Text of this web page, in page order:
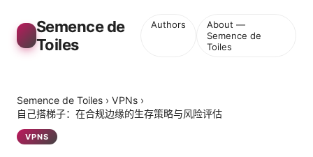
Semence de
Toiles
Authors
About —
Semence de
Toiles
Semence de Toiles › VPNs ›
自己搭梯子：在合规边缘的生存策略与风险评估
VPNS